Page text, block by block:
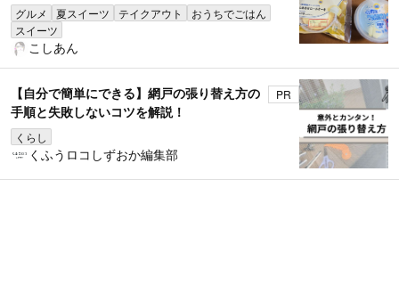
グルメ 夏スイーツ テイクアウト
おうちでごはん
スイーツ
こしあん
【自分で簡単にできる】網戸の張り替え方の
手順と失敗しないコツを解説！
くらし
PR
くふうロコしずおか編集部